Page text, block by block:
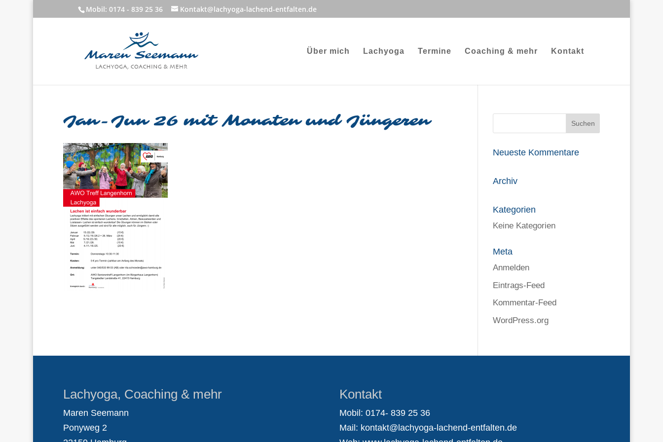
Mobil: 0174 - 839 25 36 Kontakt@lachyoga-lachend-entfalten.de
Über mich Lachyoga Termine Coaching & mehr Kontakt
Jan-Jun 26 mit Monaten und Jüngeren
Neueste Kommentare
Archiv
Kategorien
Keine Kategorien
Meta
Anmelden
Eintrags-Feed
Kommentar-Feed
WordPress.org
Lachyoga, Coaching & mehr
Maren Seemann
Ponyweg 2
Kontakt
Mobil: 0174- 839 25 36
Mail: kontakt@lachyoga-lachend-entfalten.de